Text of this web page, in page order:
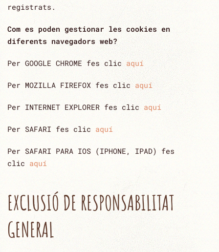
registrats.
Com es poden gestionar les cookies en
diferents navegadors web?
Per GOOGLE CHROME fes clicaquí
Per MOZILLA FIREFOX fes clicaquí
Per INTERNET EXPLORER fes clic aquí
Per SAFARI fes clic aquí
Per SAFARI PARA IOS (IPHONE, IPAD) fes
clic aquí
EXCLUSIÓ DE RESPONSABILITAT
GENERAL